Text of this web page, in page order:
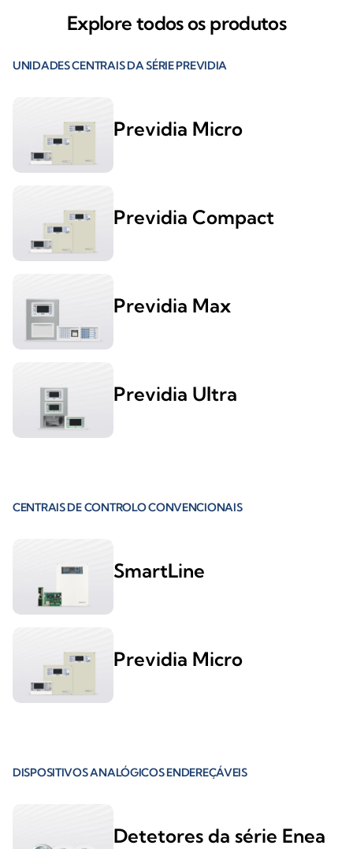
Explore todos os produtos
UNIDADES CENTRAIS DA SÉRIE PREVIDIA
Previdia Micro
Previdia Compact
Previdia Max
Previdia Ultra
CENTRAIS DE CONTROLO CONVENCIONAIS
SmartLine
Previdia Micro
DISPOSITIVOS ANALÓGICOS ENDEREÇÁVEIS
Detetores da série Enea